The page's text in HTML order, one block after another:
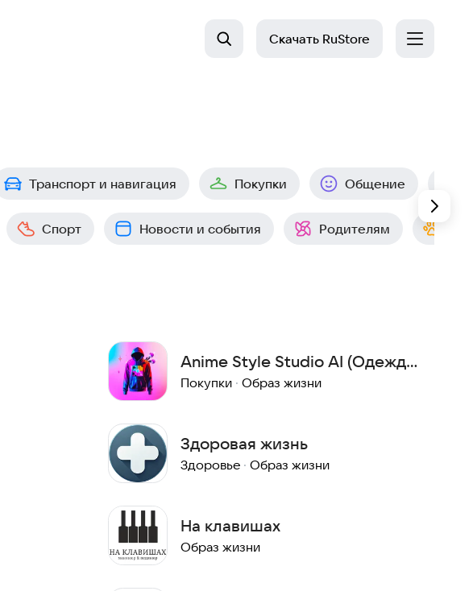
Скачать RuStore
Транспорт и навигация Покупки Общение
Спорт Новости и события Родителям
Anime Style Studio AI (Одежда
с принтами)
Покупки · Образ жизни
Здоровая жизнь
Здоровье · Образ жизни
На клавишах
Образ жизни